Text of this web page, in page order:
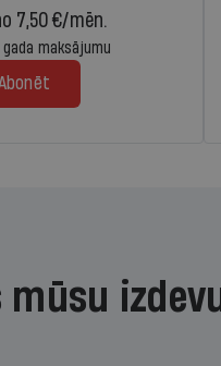
7,50 €/mēn.
maksājumu